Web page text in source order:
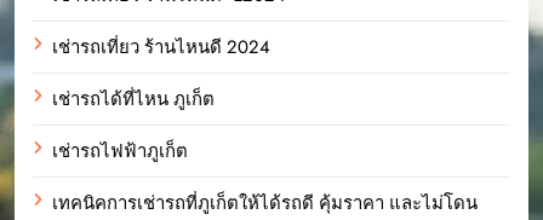
เช่ารถเที่ยว ร้านไหนดี 2024
เช่ารถได้ที่ไหน ภูเก็ต
เช่ารถไฟฟ้าภูเก็ต
เทคนิคการเช่ารถที่ภูเก็ตให้ได้รถดี คุ้มราคา และไม่โดน